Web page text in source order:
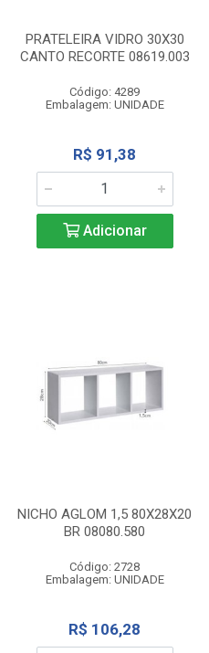
PRATELEIRA VIDRO 30X30
CANTO RECORTE 08619.003
Código: 4289
Embalagem: UNIDADE
R$ 91,38
Adicionar
NICHO AGLOM 1,5 80X28X20
BR 08080.580
Código: 2728
Embalagem: UNIDADE
R$ 106,28